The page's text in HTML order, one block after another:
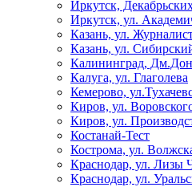
Иркутск,
Иркутск, ул.
Казань, ул.
Казань, ул.
Калининград,
Калуга, ул. Глаголева
Кемерово,
Киров, ул.
Киров, ул.
Костанай-Тест
Кострома, ул.
Краснодар, ул. Лизы
Краснодар, ул.